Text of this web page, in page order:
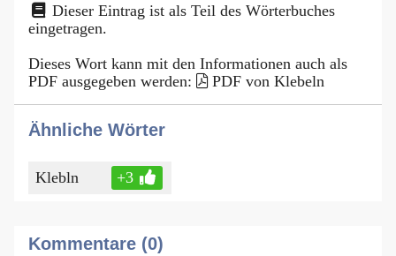
Dieser Eintrag ist als Teil des Wörterbuches
eingetragen.
Dieses Wort kann mit den Informationen auch als
PDF ausgegeben werden:
PDF von Klebeln
Ähnliche Wörter
Klebln +3
Kommentare (0)